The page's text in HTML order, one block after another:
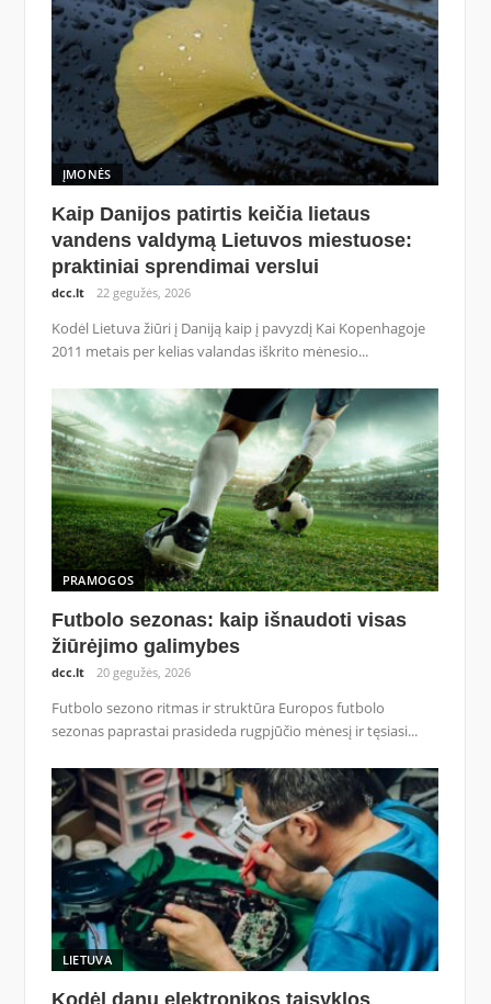
ĮMONĖS
Kaip Danijos patirtis keičia lietaus
vandens valdymą Lietuvos miestuose:
praktiniai sprendimai verslui
dcc.lt 22 gegužės, 2026
Kodėl Lietuva žiūri į Daniją kaip į pavyzdį Kai Kopenhagoje
2011 metais per kelias valandas iškrito mėnesio...
PRAMOGOS
Futbolo sezonas: kaip išnaudoti visas
žiūrėjimo galimybes
dcc.lt 20 gegužės, 2026
Futbolo sezono ritmas ir struktūra Europos futbolo
sezonas paprastai prasideda rugpjūčio mėnesį ir tęsiasi...
LIETUVA